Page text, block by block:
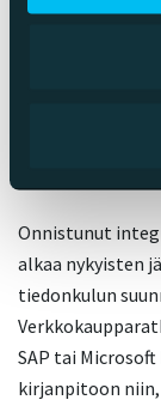
Onnistunut
alkaa nykyisten
tiedonkulun
SAP tai
kirjanpitoon